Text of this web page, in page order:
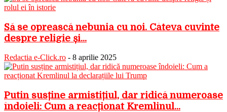
Să se oprească nebunia cu noi. Câteva cuvinte
despre religie și...
Redactia e-Click.ro - 8 aprilie 2025
Putin susține armistițiul, dar ridică numeroase
îndoieli: Cum a reacționat Kremlinul...